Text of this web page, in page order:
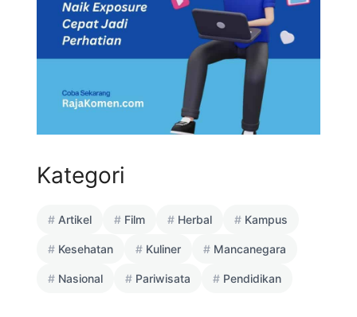
Kategori
Artikel Film Herbal Kampus
Kesehatan Kuliner Mancanegara
Nasional Pariwisata Pendidikan